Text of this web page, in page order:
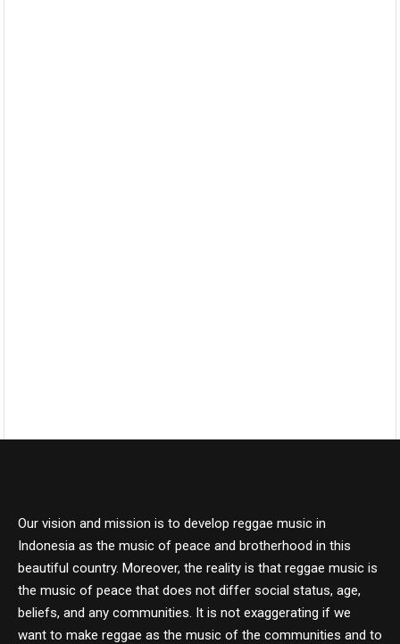
Our vision and mission is to develop reggae music in
Indonesia as the music of peace and brotherhood in this
beautiful country. Moreover, the reality is that reggae music is
the music of peace that does not differ social status, age,
beliefs, and any communities. It is not exaggerating if we
want to make reggae as the music of the communities and to